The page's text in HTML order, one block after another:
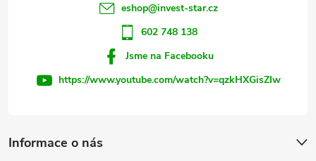
Informace o nás
eshop@invest-star.cz
602 748 138
Jsme na Facebooku
https://www.youtube.com/watch?v=qzkHXGisZIw